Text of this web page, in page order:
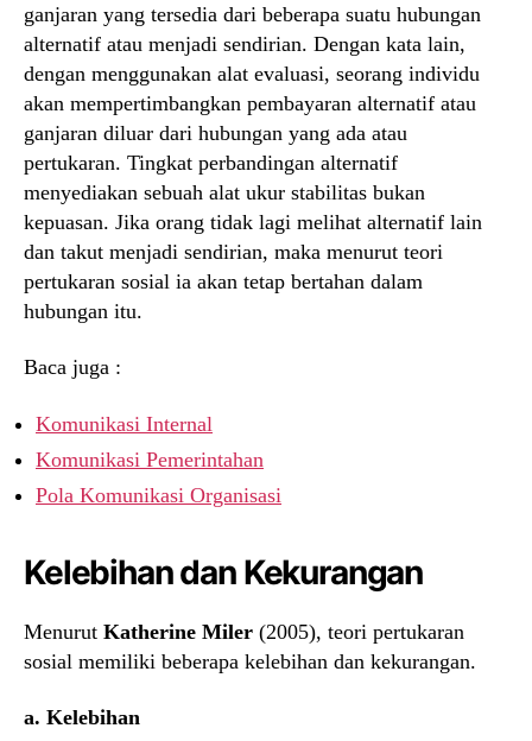
ganjaran yang tersedia dari beberapa suatu hubungan
alternatif atau menjadi sendirian. Dengan kata lain,
dengan menggunakan alat evaluasi, seorang individu
akan mempertimbangkan pembayaran alternatif atau
ganjaran diluar dari hubungan yang ada atau
pertukaran. Tingkat perbandingan alternatif
menyediakan sebuah alat ukur stabilitas bukan
kepuasan. Jika orang tidak lagi melihat alternatif lain
dan takut menjadi sendirian, maka menurut teori
pertukaran sosial ia akan tetap bertahan dalam
hubungan itu.
Baca juga :
Komunikasi Internal
Komunikasi Pemerintahan
Pola Komunikasi Organisasi
Kelebihan dan Kekurangan
Menurut Katherine Miler (2005), teori pertukaran
sosial memiliki beberapa kelebihan dan kekurangan.
a. Kelebihan